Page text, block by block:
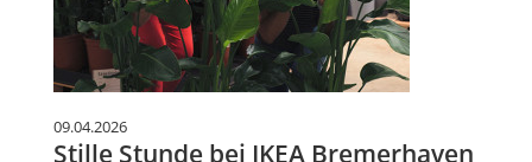
09.04.2026
Stille Stunde bei IKEA Bremerhaven